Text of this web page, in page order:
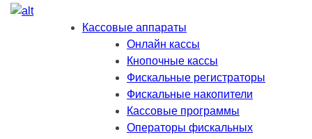
Кассовые аппараты
Онлайн кассы
Кнопочные кассы
Фискальные регистраторы
Фискальные накопители
Кассовые программы
Операторы фискальных